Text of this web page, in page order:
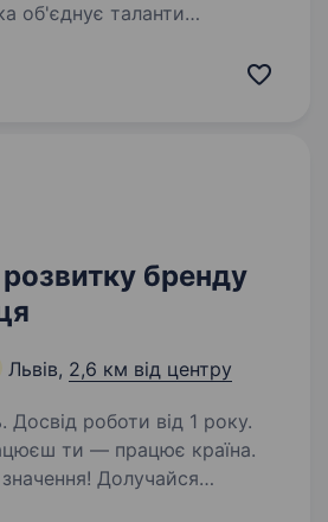
об'єднує таланти
або відкриті до
бренду
Львів, 2,6 км від центру
Досвід роботи від 1 року.
Долучайся